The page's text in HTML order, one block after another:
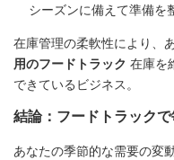
シーズンに備えて準備を
在庫管理の柔軟性により、
用のフードトラック 在庫を
できているビジネス。
結論：フードトラック
あなたの季節的な需要の変